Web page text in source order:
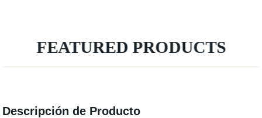
FEATURED PRODUCTS
Descripción de Producto